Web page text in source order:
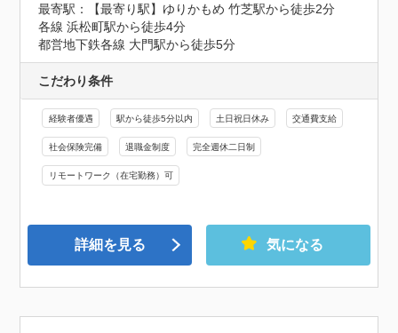
最寄駅：【最寄り駅】ゆりかもめ 竹芝駅から徒歩2分
各線 浜松町駅から徒歩4分
都営地下鉄各線 大門駅から徒歩5分
こだわり条件
経験者優遇 駅から徒歩5分以内 土日祝日休み 交通費支給
社会保険完備 退職金制度 完全週休二日制
リモートワーク（在宅勤務）可
詳細を見る 気になる